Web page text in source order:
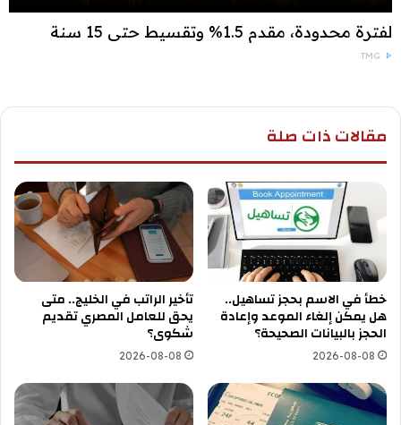
لفترة محدودة، مقدم 1.5% وتقسيط حتى 15 سنة
TMG
مقالات ذات صلة
خطأ في الاسم بحجز تساهيل..
هل يمكن إلغاء الموعد وإعادة
الحجز بالبيانات الصحيحة؟
2026-08-08
تأخير الراتب في الخليج.. متى
يحق للعامل المصري تقديم
شكوى؟
2026-08-08